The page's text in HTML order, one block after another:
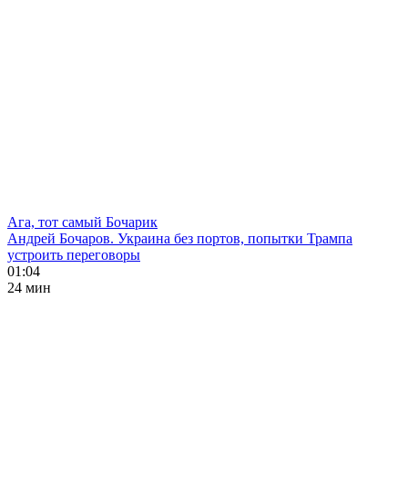
Ага, тот самый Бочарик
Андрей Бочаров. Украина без портов, попытки Трампа
устроить переговоры
01:04
24 мин